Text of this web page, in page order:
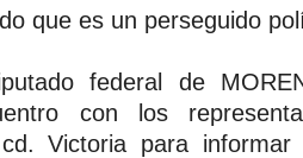
que es un perseguido
federal de
con los
Victoria para